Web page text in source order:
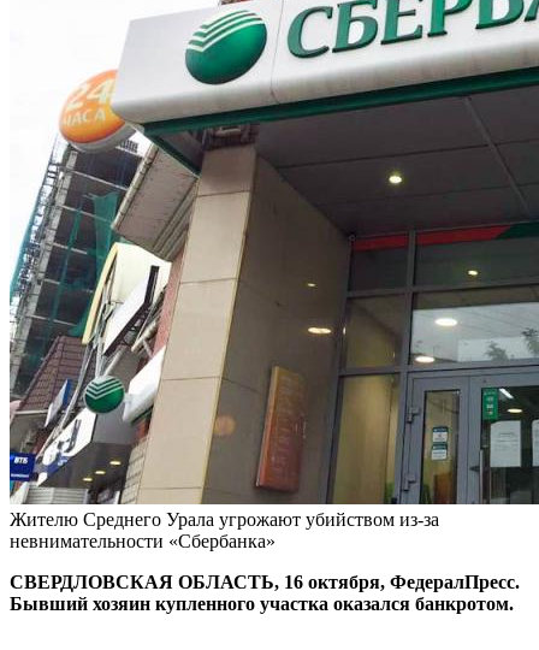
Жителю Среднего Урала угрожают убийством из-за
невнимательности «Сбербанка»
СВЕРДЛОВСКАЯ ОБЛАСТЬ, 16 октября, ФедералПресс.
Бывший хозяин купленного участка оказался банкротом.